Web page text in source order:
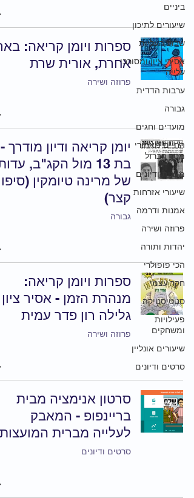
ביניים
שיעורים לתיכון
שבוע העליות
אסירי ציון ומסורבי
עלייה
ערבות הדדית
גבורה
מועדים וחגים
החיים מאחורי
מסך הברזל
מצגות ודיונים
שיעורי אזרחות
אמנות ודרמה
פרוזה ושירה
יהדות ותורה
הכי פופולרי
חקר עצמי
סטטיסטיקה
פעילויות
ומשחקים
שיעורים אונליין
סרטים ודיונים
ספרות ויומן קריאה:
אחרת, אורית שרת
פרוזה ושירה
יומן קריאה ודיון מודרך -
בת 13 מול הקג"ב,
של מרינה טיומקין
קצר)
גבורה
ספרות ויומן קריאה:
מנהרת הזמן - אסיר
גלילה רון פדר עמית
פרוזה ושירה
סרטון אנימציה מבית
בריינפופ - המאבק
לעלייה מברית המועצות
סרטים ודיונים